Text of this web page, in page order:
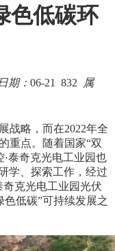
色低碳环
日期： 06-21 832
属
略，而在2022年全
重点。随着国家“双
泰奇克光电工业园也
学、探索工作，经过
克光电工业园光伏
低碳”可持续发展之